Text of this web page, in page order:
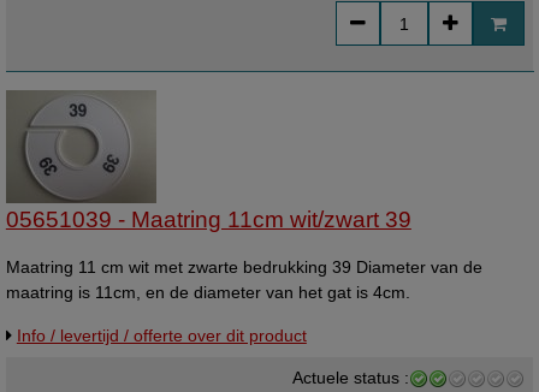
05651039 - Maatring 11cm wit/zwart 39
Maatring 11 cm wit met zwarte bedrukking 39 Diameter van de
maatring is 11cm, en de diameter van het gat is 4cm.
Info / levertijd / offerte over dit product
Actuele status :